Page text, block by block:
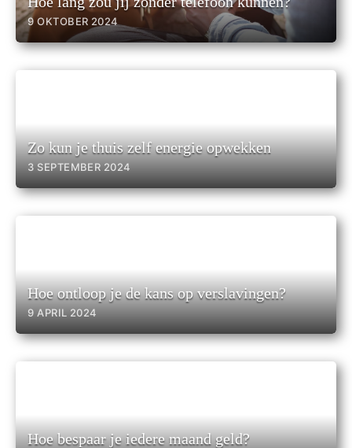
9 OKTOBER 2024
Zo kun je thuis zelf energie opwekken
3 SEPTEMBER 2024
Hoe ontloop je de kans op verslavingen?
9 APRIL 2024
Hoe bespaar je iedere maand geld?